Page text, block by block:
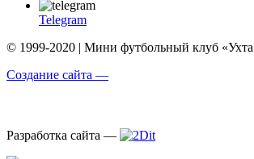
Telegram
© 1999-2020 | Мини футбольный клуб
Создание сайта —
Разработка сайта —